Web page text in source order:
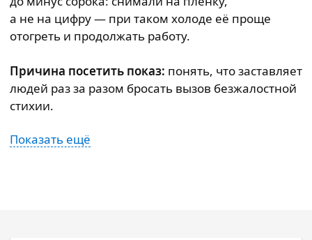
а не на цифру — при таком холоде её проще
отогреть и продолжать работу.
Причина посетить показ: понять, что заставляет
людей раз за разом бросать вызов безжалостной
стихии.
Показать ещё